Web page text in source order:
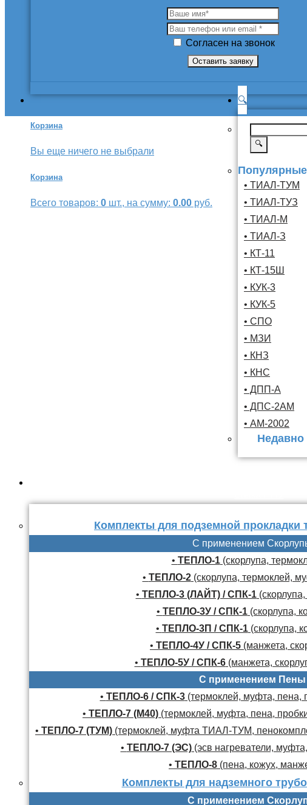
Согласен на звонок
Корзина
Вы еще ничего не выбрали
Корзина
Всего товаров: 0 шт., на сумму: 0.00 руб.
🔍
🔍
• ТИАЛ-ТУМ
• ТИАЛ-ТУЗ
• ТИАЛ-М
• ТИАЛ-З
• КТ-11
• КТ-15Ш
• КУК-3
• КУК-5
• СПО
• МЗИ
• КНЗ
• КНС
• ДПП-А
• ДПС-2АМ
• АМ-2002
Комплекты для подземной
С применением
• ТЕПЛО-1(скорлупа,
• ТЕПЛО-2(скорлупа, термоклей,
• ТЕПЛО-3 (ЛАЙТ) / СПК-1(скорлупа,
• ТЕПЛО-3У / СПК-1(скорлупа,
• ТЕПЛО-3П / СПК-1(скорлупа,
• ТЕПЛО-4У / СПК-5 (манжета,
• ТЕПЛО-5У / СПК-6(манжета,
С применением
• ТЕПЛО-6 / СПК-3(термоклей, муфта, пена,
• ТЕПЛО-7 (М40) (термоклей, муфта, пена,
• ТЕПЛО-7 (ТУМ) (термоклей, муфта ТИАЛ-ТУМ,
• ТЕПЛО-7 (ЭС)(эсв нагреватели,
• ТЕПЛО-8 (пена, кожух,
Комплекты для надземного
С применением